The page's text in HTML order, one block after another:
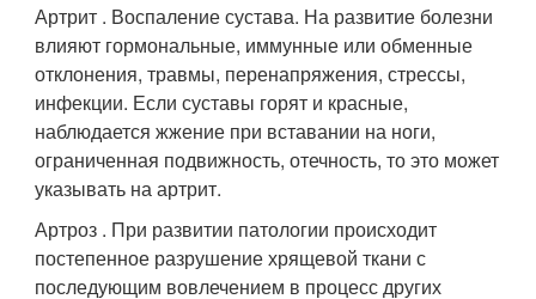
Артрит . Воспаление сустава. На развитие болезни
влияют гормональные, иммунные или обменные
отклонения, травмы, перенапряжения, стрессы,
инфекции. Если суставы горят и красные,
наблюдается жжение при вставании на ноги,
ограниченная подвижность, отечность, то это может
указывать на артрит.
Артроз . При развитии патологии происходит
постепенное разрушение хрящевой ткани с
последующим вовлечением в процесс других